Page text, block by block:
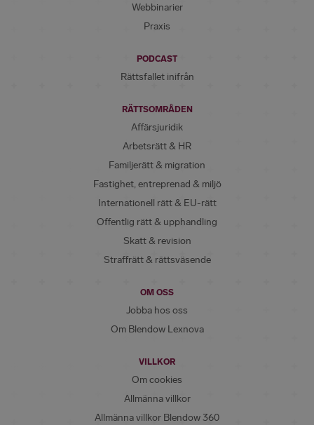
Webbinarier
Praxis
PODCAST
Rättsfallet inifrån
RÄTTSOMRÅDEN
Affärsjuridik
Arbetsrätt & HR
Familjerätt & migration
Fastighet, entreprenad & miljö
Internationell rätt & EU-rätt
Offentlig rätt & upphandling
Skatt & revision
Straffrätt & rättsväsende
OM OSS
Jobba hos oss
Om Blendow Lexnova
VILLKOR
Om cookies
Allmänna villkor
Allmänna villkor Blendow 360